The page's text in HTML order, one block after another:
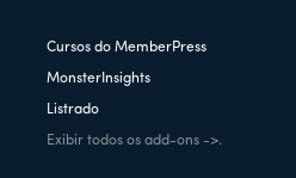
Cursos do MemberPress
MonsterInsights
Listrado
Exibir todos os add-ons ->.